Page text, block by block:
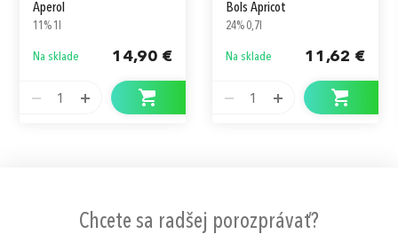
Aperol
11% 1l
Na sklade 14,90 €
1
Bols Apricot
24% 0,7l
Na sklade 11,62 €
1
Chcete sa radšej porozprávať?